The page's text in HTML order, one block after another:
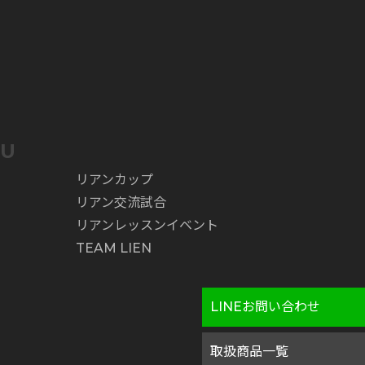
LINEお問い合わせ
取扱商品一覧
リアンカップ
リアン交流試合
リアンレッスンイベント
TEAM LIEN